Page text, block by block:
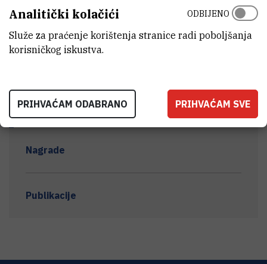
Videogalerije
Uzorkovanje školjkaša, 8.5.2016. -
Berberov buk (Zrmanja)
Nagrade
Publikacije
Analitički kolačići
Služe za praćenje korištenja stranice radi poboljšanja
korisničkog iskustva.
ODBIJENO
PRIHVAĆAM ODABRANO PRIHVAĆAM SVE